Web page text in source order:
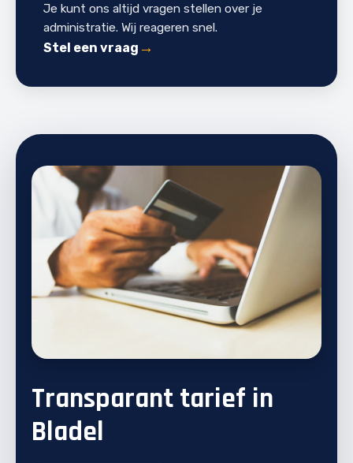
Je kunt ons altijd vragen stellen over je
administratie. Wij reageren snel.
Stel een vraag
Transparant tarief in
Bladel